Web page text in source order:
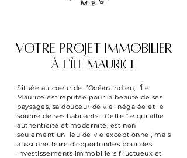
VOTRE PROJET IMMOBILIER
À L'ÎLE MAURICE
Située au coeur de l’Océan indien, l’Île
Maurice est réputée pour la beauté de ses
paysages, sa douceur de vie inégalée et le
sourire de ses habitants... Cette île qui allie
authenticité et modernité, est non
seulement un lieu de vie exceptionnel, mais
aussi une terre d'opportunités pour des
investissements immobiliers fructueux et